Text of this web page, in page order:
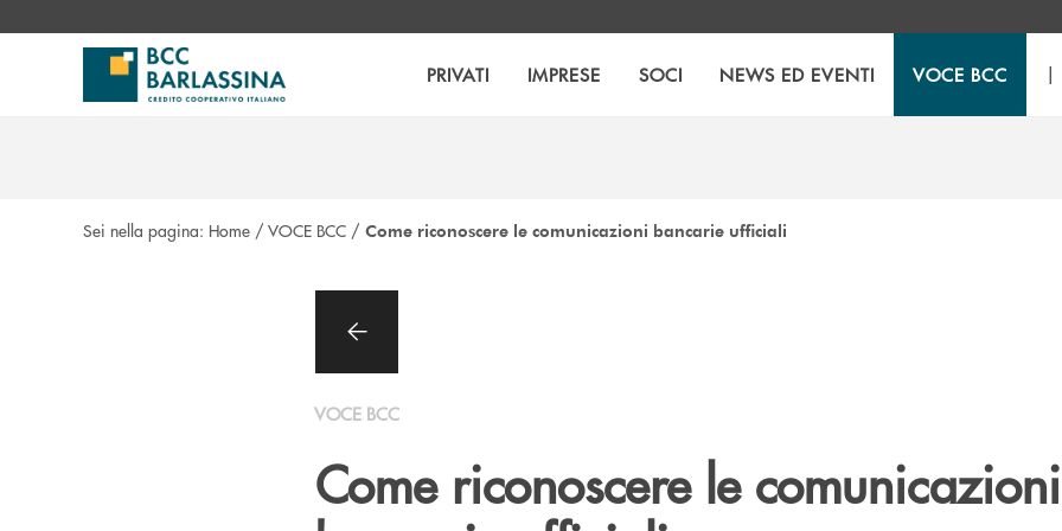
PRIVATI IMPRESE SOCI NEWS ED EVENTI VOCE BCC |
Sei nella pagina: Home / VOCE BCC / Come riconoscere le comunicazioni bancarie ufficiali
VOCE BCC
Come riconoscere le comunicazioni